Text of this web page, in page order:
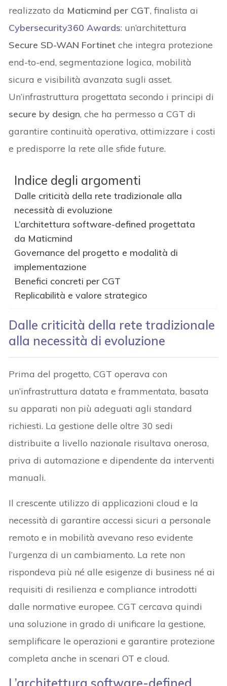
realizzato da Maticmind per CGT, finalista ai
Cybersecurity360 Awards: un’architettura
Secure SD-WAN Fortinet che integra protezione
end-to-end, segmentazione logica, mobilità
sicura e visibilità avanzata sugli asset.
Un’infrastruttura progettata secondo i principi di
secure by design, che ha permesso a CGT di
garantire continuità operativa, ottimizzare i costi
e predisporre la rete alle sfide future.
Indice degli argomenti
Dalle criticità della rete tradizionale alla
necessità di evoluzione
L’architettura software-defined progettata
da Maticmind
Governance del progetto e modalità di
implementazione
Benefici concreti per CGT
Replicabilità e valore strategico
Dalle criticità della rete tradizionale
alla necessità di evoluzione
Prima del progetto, CGT operava con
un’infrastruttura datata e frammentata, basata
su apparati non più adeguati agli standard
richiesti. La gestione delle oltre 30 sedi
distribuite a livello nazionale risultava onerosa,
priva di automazione e dipendente da interventi
manuali.
Il crescente utilizzo di applicazioni cloud e la
necessità di garantire accessi sicuri a personale
remoto e in mobilità avevano reso evidente
l’urgenza di un cambiamento. La rete non
rispondeva più né alle esigenze di business né ai
requisiti di resilienza e compliance introdotti
dalle normative europee. CGT cercava quindi
una soluzione in grado di unificare la gestione,
semplificare le operazioni e garantire protezione
completa anche in scenari OT e cloud.